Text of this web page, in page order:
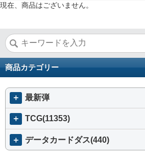
現在、商品はございません。
商品カテゴリー
＋ 最新弾
＋ TCG(11353)
＋ データカードダス(440)